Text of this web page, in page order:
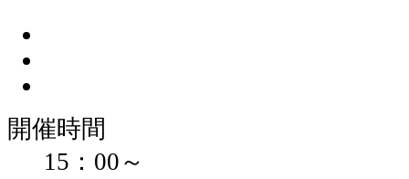
開催時間
15：00～